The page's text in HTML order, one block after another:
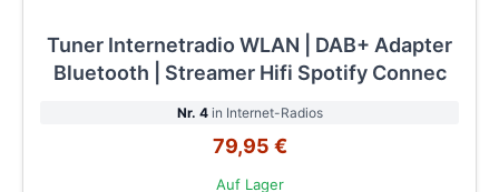
Tuner Internetradio WLAN | DAB+ Adapter
Bluetooth | Streamer Hifi Spotify Connec
Nr. 4in Internet-Radios
79,95 €
Auf Lager